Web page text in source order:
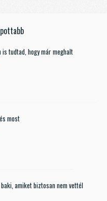
tudtad, hogy már meghalt
most
amiket biztosan nem vettél